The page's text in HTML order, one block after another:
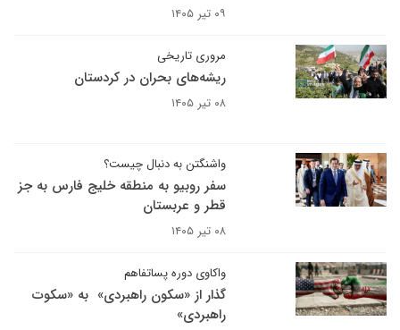
۰۹ تیر ۱۴۰۵
مروری تاریخی
ریشه‌های بحران در کردستان
۰۸ تیر ۱۴۰۵
واشنگتن به دنبال چیست؟
سفر روبیو به منطقه خلیج فارس به جز
قطر و عربستان
۰۸ تیر ۱۴۰۵
واکاوی دوره پساتفاهم
گذار از «سکون راهبردی» به «سکوت
راهبردی»